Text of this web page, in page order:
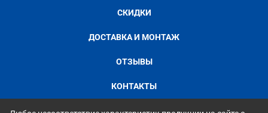
СКИДКИ
ДОСТАВКА И МОНТАЖ
ОТЗЫВЫ
КОНТАКТЫ